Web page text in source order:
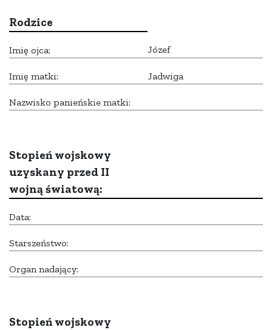
Rodzice
Imię ojca: Józef
Imię matki: Jadwiga
Nazwisko panieńskie matki:
Stopień wojskowy
uzyskany przed II
wojną światową:
Data:
Starszeństwo:
Organ nadający:
Stopień wojskowy